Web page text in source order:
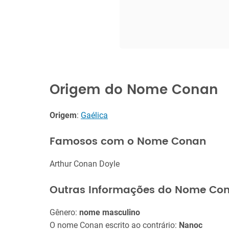
Origem do Nome Conan
Origem: Gaélica
Famosos com o Nome Conan
Arthur Conan Doyle
Outras Informações do Nome
Gênero: nome masculino
O nome Conan escrito ao contrário: Nanoc